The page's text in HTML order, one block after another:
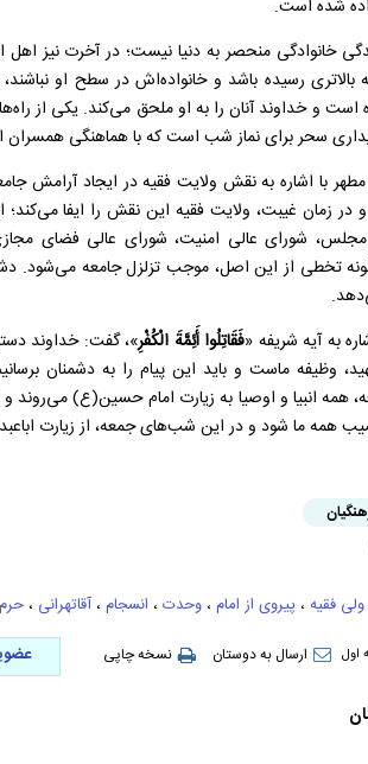
شده است.
خانوادگی منحصر به دنیا نیست؛ در آخرت نیز
رسیده باشد و خانواده‌اش در سطح او
و خداوند آنان را به او ملحق می‌کند. یکی از
سحر برای نماز شب است که با هماهنگی همسران
با اشاره به نقش ولایت فقیه در ایجاد آرامش
و در زمان غیبت، ولایت فقیه این نقش را ایفا
شورای عالی امنیت، شورای عالی فضای مجازی
تخطی از این اصل، موجب تزلزل جامعه می‌شود.
به آیه شریفه «فَقَاتِلُوا أَئِمَّةَ الْكُفْرِ»، گفت: خداوند
وظیفه ماست و باید این پیام را به دشمنان
انبیا و اوصیا به زیارت امام حسین(ع) می‌روند و
همه ما شود و در این شب‌های جمعه، از زیارت
ولی فقیه ، پیروی از امام ، وحدت ، انسجام ، آقاتهرانی ،
اول ارسال به دوستان نسخه چاپی